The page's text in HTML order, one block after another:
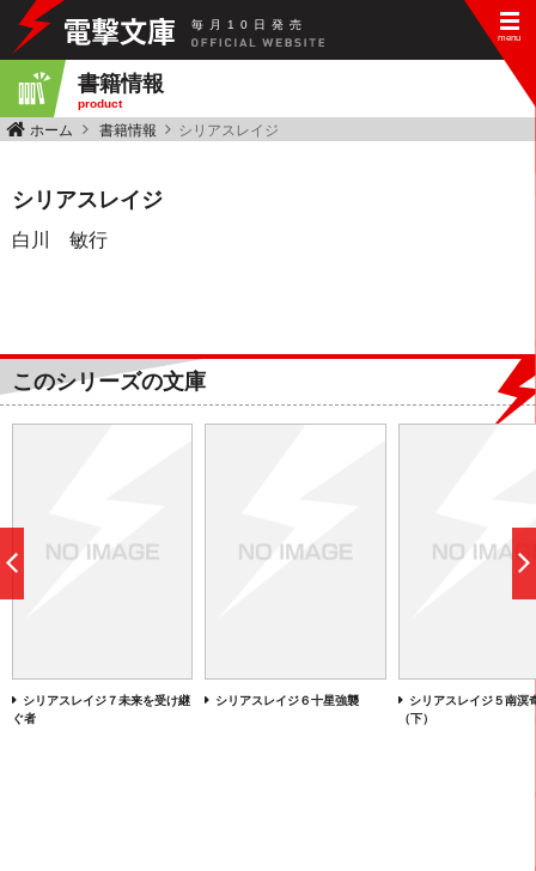
毎 月 10 日 発 売
書籍情報
product
ホーム 書籍情報 シリアスレイジ
シリアスレイジ
白川 敏行
このシリーズの文庫
シリアスレイジ７未来を受け継
ぐ者
シリアスレイジ６十星強襲
シリアスレイジ５南溟
（下）